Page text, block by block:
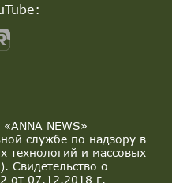
NEWS»
службе по надзору в
технологий и массовых
Свидетельство о
от 07.12.2018 г.